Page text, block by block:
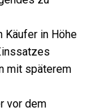
Käufer in Höhe
mit späterem
vor dem